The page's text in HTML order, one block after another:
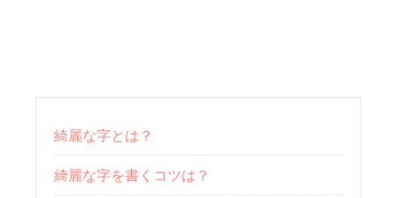
綺麗な字とは？
綺麗な字を書くコツは？